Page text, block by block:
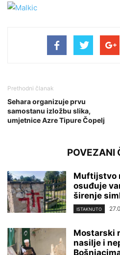
Prethodni članak
Sehara organizuje prvu
samostanu izložbu slika,
umjetnice Azre Tipure Čopelj
POVEZANI
Muftijstvo
osuđuje
širenje
ISTAKNUTO
Mostarski
nasilje i